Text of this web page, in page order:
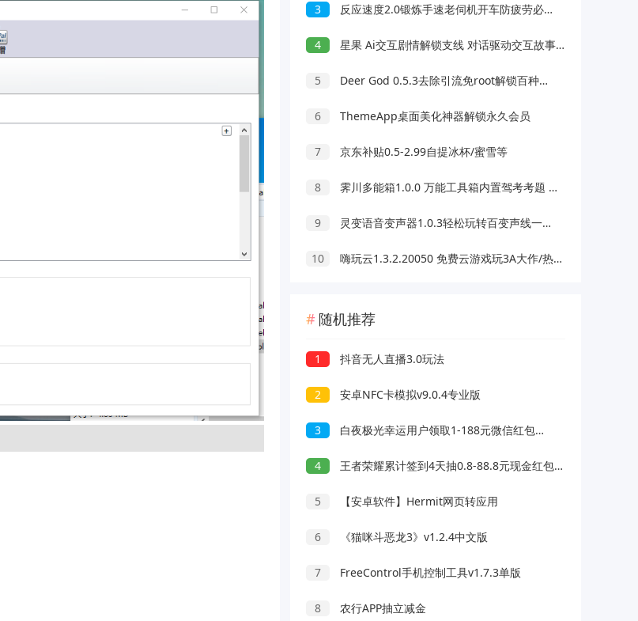
3 反应速度2.0锻炼手速老伺机开车防疲劳必备
4 星果 Ai交互剧情解锁支线 对话驱动交互故事剧情
5 Deer God 0.5.3去除引流免root解锁百种软件会员
6 ThemeApp桌面美化神器解锁永久会员
7 京东补贴0.5-2.99自提冰杯/蜜雪等
8 霁川多能箱1.0.0 万能工具箱内置驾考考题 去水印等功能
9 灵变语音变声器1.0.3轻松玩转百变声线一键变声
10 嗨玩云1.3.2.20050 免费云游戏玩3A大作/热门游戏 无延迟免下载
随机推荐
1 抖音无人直播3.0玩法
2 安卓NFC卡模拟v9.0.4专业版
3 白夜极光幸运用户领取1-188元微信红包亲测中1元
4 王者荣耀累计签到4天抽0.8-88.8元现金红包 不限新老用户
5 【安卓软件】Hermit网页转应用
6 《猫咪斗恶龙3》v1.2.4中文版
7 FreeControl手机控制工具v1.7.3单版
8 农行APP抽立减金